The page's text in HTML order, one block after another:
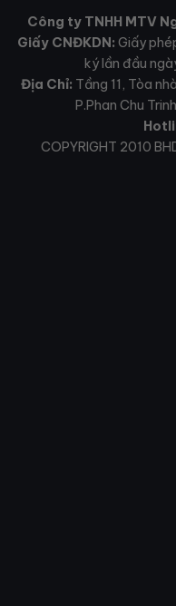
Công ty TNHH MTV
Giấy CNĐKDN: Giấy
ký lần đầu
Địa Chỉ: Tầng 11, Tòa
P.Phan Chu
COPYRIGHT 2010